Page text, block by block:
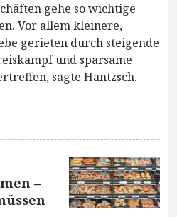
gehe so wichtige
Vor allem kleinere,
gerieten durch steigende
und sparsame
sagte Hantzsch.
–